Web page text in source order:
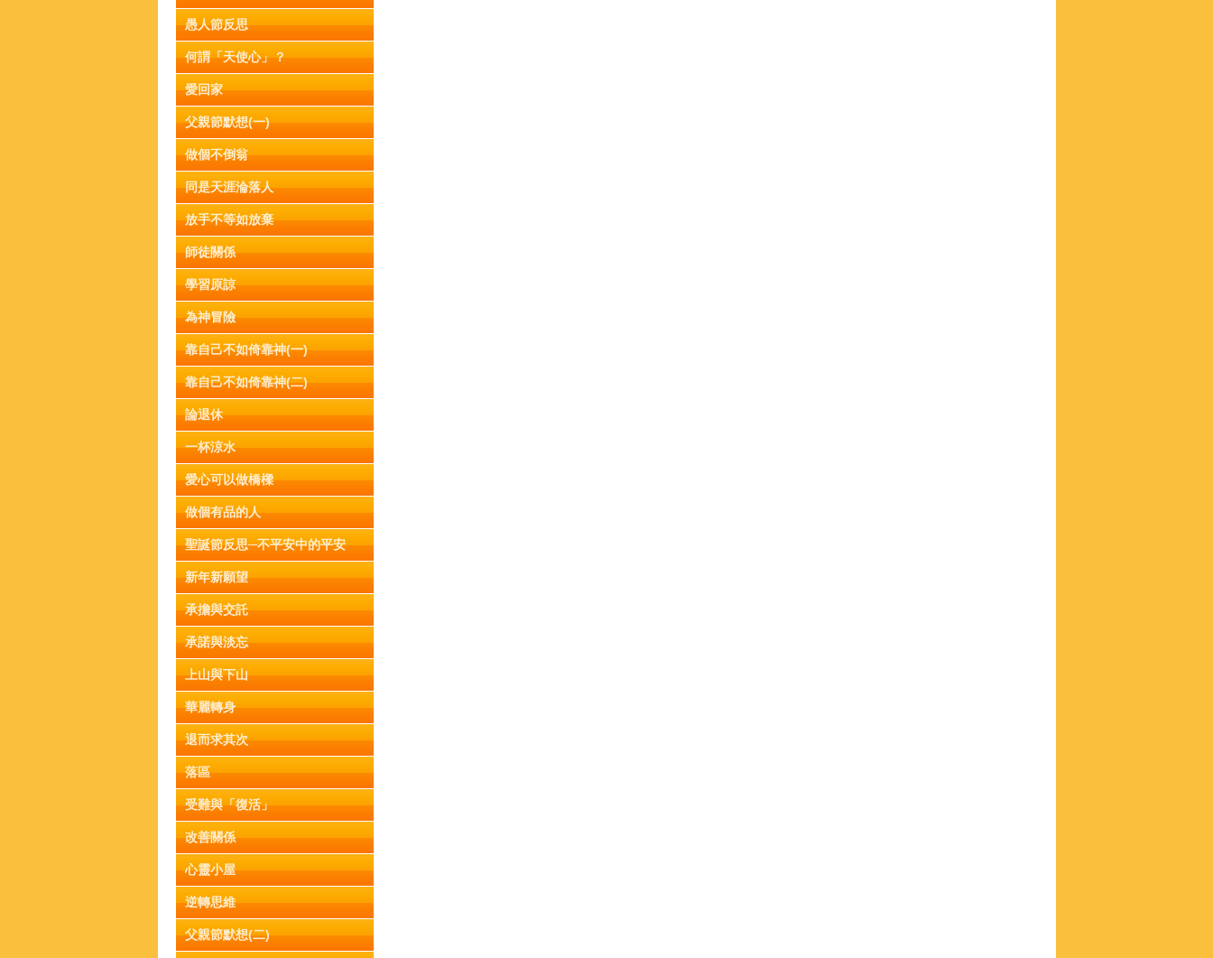
愚人節反思
何謂「天使心」？
愛回家
父親節默想(一)
做個不倒翁
同是天涯淪落人
放手不等如放棄
師徒關係
學習原諒
為神冒險
靠自己不如倚靠神(一)
靠自己不如倚靠神(二)
論退休
一杯涼水
愛心可以做橋樑
做個有品的人
聖誕節反思─不平安中的平安
新年新願望
承擔與交託
承諾與淡忘
上山與下山
華麗轉身
退而求其次
落區
受難與「復活」
改善關係
心靈小屋
逆轉思維
父親節默想(二)